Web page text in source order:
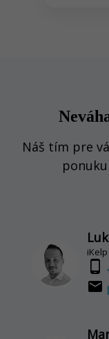
Náš tím pre
phone_android
email